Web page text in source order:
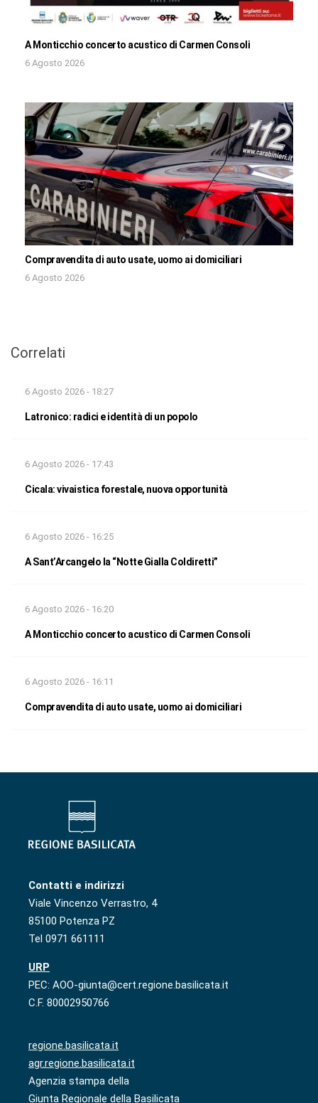
A Monticchio concerto acustico di Carmen Consoli
6 Agosto 2026
Compravendita di auto usate, uomo ai domiciliari
6 Agosto 2026
Correlati
6 Agosto 2026 - 18:27
Latronico: radici e identità di un popolo
6 Agosto 2026 - 17:43
Cicala: vivaistica forestale, nuova opportunità
6 Agosto 2026 - 16:25
A Sant’Arcangelo la “Notte Gialla Coldiretti”
6 Agosto 2026 - 16:20
A Monticchio concerto acustico di Carmen Consoli
6 Agosto 2026 - 16:11
Compravendita di auto usate, uomo ai domiciliari
Contatti e indirizzi
Viale Vincenzo Verrastro, 4
85100 Potenza PZ
Tel 0971 661111
URP
PEC: AOO-giunta@cert.regione.basilicata.it
C.F. 80002950766
regione.basilicata.it
agr.regione.basilicata.it
Agenzia stampa della
Giunta Regionale della Basilicata